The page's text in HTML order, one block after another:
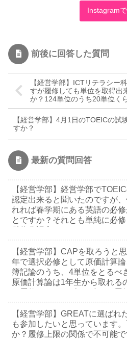
Instagram
前後に回答した質問
【経営学部】ICTリテラシー
すが履修しても単位を取得出
か？124単位のうち20単位く
ます。
【経営学部】4月1日のTOEICの試
すか？
最新の質問回答
【経営学部】経営学部で
認定出来ると聞いたのですが
れれば春学期にある英語の必
とですか？それとも単純に必
【経営学部】CAPを取ろうと
年で選択必修として原価計算
簿記論のうち、4単位をとるべ
原価計算論は1年生から取れる
に履修するか、1年の時には履
【経営学部】GREATに選ばれ
も参加したいと思っています
か？履修上限の関係で不可能で